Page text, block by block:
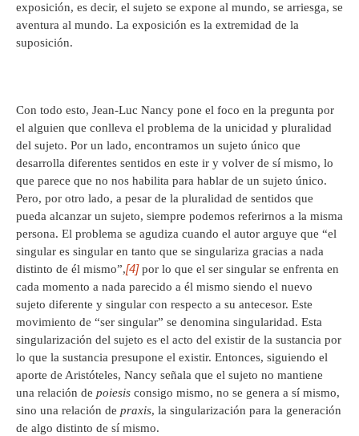
exposición, es decir, el sujeto se expone al mundo, se arriesga, se
aventura al mundo. La exposición es la extremidad de la
suposición.
Con todo esto, Jean-Luc Nancy pone el foco en la pregunta por
el alguien que conlleva el problema de la unicidad y pluralidad
del sujeto. Por un lado, encontramos un sujeto único que
desarrolla diferentes sentidos en este ir y volver de sí mismo, lo
que parece que no nos habilita para hablar de un sujeto único.
Pero, por otro lado, a pesar de la pluralidad de sentidos que
pueda alcanzar un sujeto, siempre podemos referirnos a la misma
persona. El problema se agudiza cuando el autor arguye que “el
singular es singular en tanto que se singulariza gracias a nada
distinto de él mismo”,[4]por lo que el ser singular se enfrenta en
cada momento a nada parecido a él mismo siendo el nuevo
sujeto diferente y singular con respecto a su antecesor. Este
movimiento de “ser singular” se denomina singularidad. Esta
singularización del sujeto es el acto del existir de la sustancia por
lo que la sustancia presupone el existir. Entonces, siguiendo el
aporte de Aristóteles, Nancy señala que el sujeto no mantiene
una relación de poiesis consigo mismo, no se genera a sí mismo,
sino una relación de praxis, la singularización para la generación
de algo distinto de sí mismo.